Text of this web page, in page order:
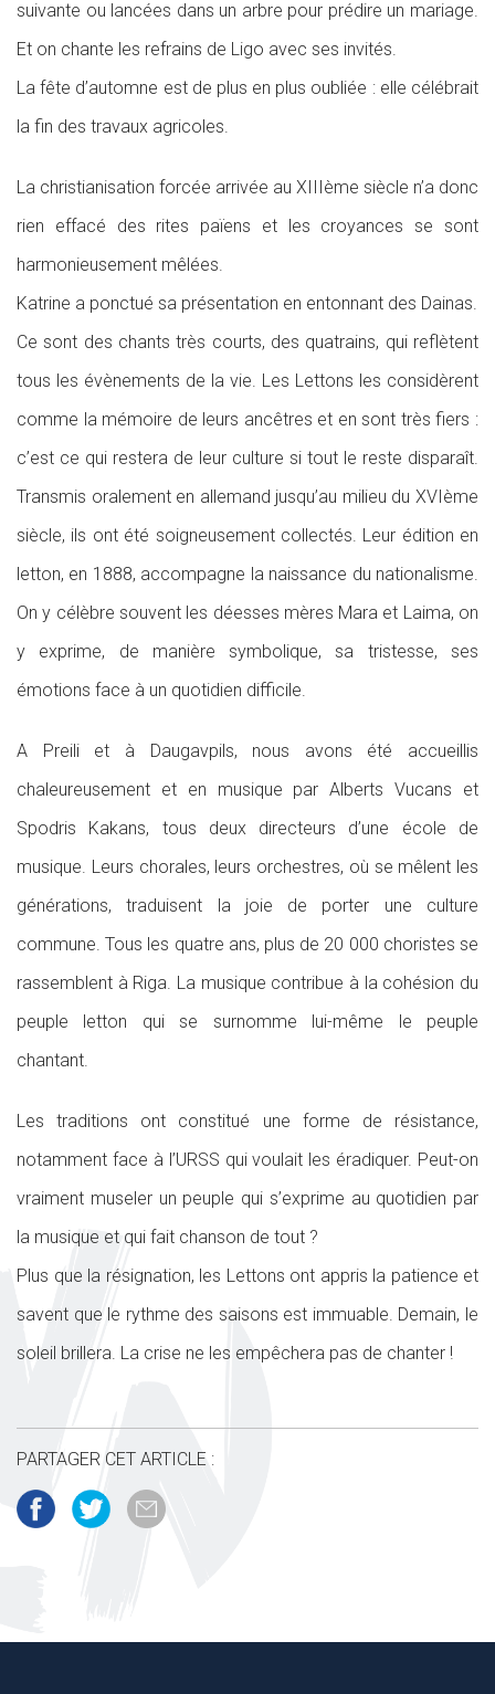
suivante ou lancées dans un arbre pour prédire un mariage.
Et on chante les refrains de Ligo avec ses invités.
La fête d’automne est de plus en plus oubliée : elle célébrait
la fin des travaux agricoles.
La christianisation forcée arrivée au XIIIème siècle n’a donc
rien effacé des rites païens et les croyances se sont
harmonieusement mêlées.
Katrine a ponctué sa présentation en entonnant des Dainas.
Ce sont des chants très courts, des quatrains, qui reflètent
tous les évènements de la vie. Les Lettons les considèrent
comme la mémoire de leurs ancêtres et en sont très fiers :
c’est ce qui restera de leur culture si tout le reste disparaît.
Transmis oralement en allemand jusqu’au milieu du XVIème
siècle, ils ont été soigneusement collectés. Leur édition en
letton, en 1888, accompagne la naissance du nationalisme.
On y célèbre souvent les déesses mères Mara et Laima, on
y exprime, de manière symbolique, sa tristesse, ses
émotions face à un quotidien difficile.
A Preili et à Daugavpils, nous avons été accueillis
chaleureusement et en musique par Alberts Vucans et
Spodris Kakans, tous deux directeurs d’une école de
musique. Leurs chorales, leurs orchestres, où se mêlent les
générations, traduisent la joie de porter une culture
commune. Tous les quatre ans, plus de 20 000 choristes se
rassemblent à Riga. La musique contribue à la cohésion du
peuple letton qui se surnomme lui-même le peuple
chantant.
Les traditions ont constitué une forme de résistance,
notamment face à l’URSS qui voulait les éradiquer. Peut-on
vraiment museler un peuple qui s’exprime au quotidien par
la musique et qui fait chanson de tout ?
Plus que la résignation, les Lettons ont appris la patience et
savent que le rythme des saisons est immuable. Demain, le
soleil brillera. La crise ne les empêchera pas de chanter !
PARTAGER CET ARTICLE :